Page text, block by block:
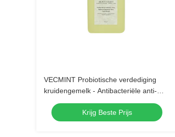
VECMINT Probiotische verdediging
kruidengemelk - Antibacteriële anti-
holtes mondspoeling (balans bacteriële
flora & frisse adem) 500 ml Bulk
Krijg Beste Prijs